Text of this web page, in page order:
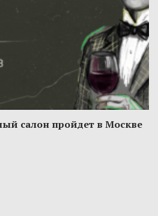
салон пройдет в Москве